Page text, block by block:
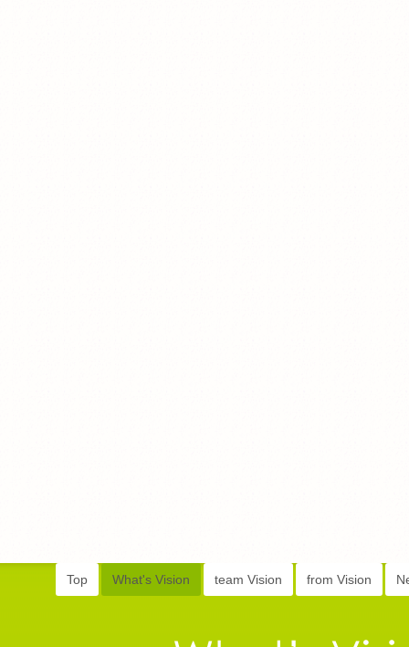
Top What's Vision team Vision from Vision